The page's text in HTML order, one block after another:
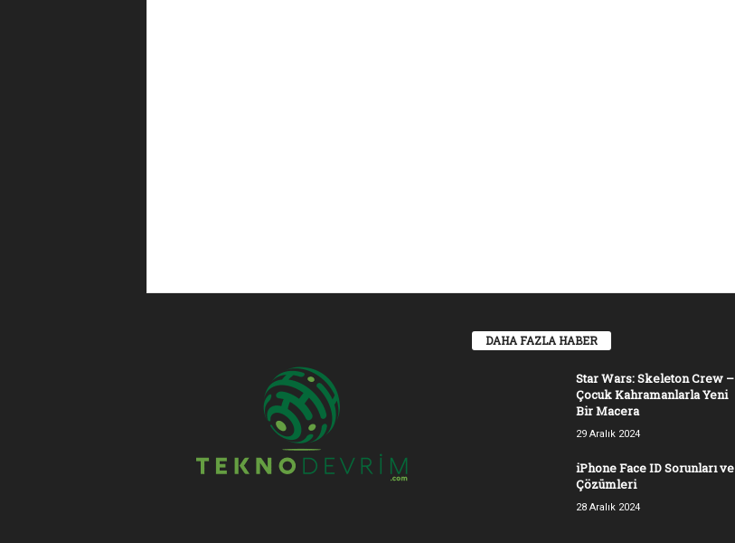
DAHA FAZLA HABER
Star Wars: Skeleton Crew –
Çocuk Kahramanlarla Yeni
Bir Macera
29 Aralık 2024
iPhone Face ID Sorunları ve
Çözümleri
28 Aralık 2024